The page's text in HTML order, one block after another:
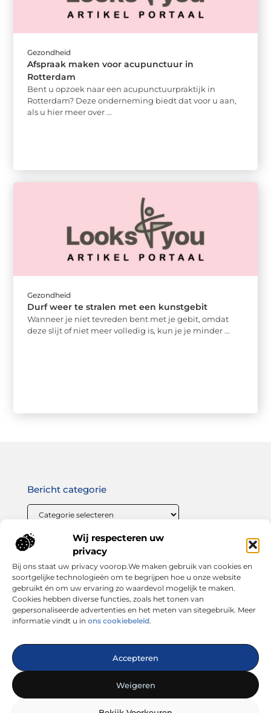
Wij respecteren uw
privacy
Bij ons staat uw privacy voorop.We maken gebruik van cookies en
soortgelijke technologieën om te begrijpen hoe u onze website
gebruikt én om uw ervaring zo waardevol mogelijk te maken.
Cookies hebben diverse functies, zoals het tonen van
gepersonaliseerde advertenties en het meten van sitegebruik. Meer
informatie vindt u in ons cookiebeleid.
Accepteren
Weigeren
Gezondheid
Afspraak maken voor acupunctuur in
Rotterdam
Bent u opzoek naar een acupunctuurpraktijk in
Rotterdam? Deze onderneming biedt dat voor u aan,
als u hier meer over ...
Gezondheid
Durf weer te stralen met een kunstgebit
Wanneer je niet tevreden bent met je gebit, omdat
deze slijt of niet meer volledig is, kun je je minder ...
Dé plek voor inspiratie, tips en trends
— Laat je verrassen door inspirerende blogs, handige
adviezen en interessante artikelen. Alles wat je zoekt op één
platform. Start vandaag nog met ontdekken op looks4you.nl!
Onze informatie
Bericht categorie